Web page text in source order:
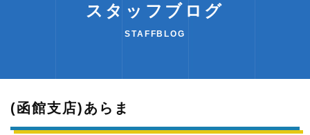
スタッフブログ
STAFFBLOG
(函館支店)あらま